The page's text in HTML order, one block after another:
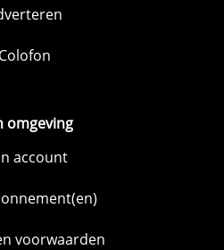
Colofon
omgeving
account
voorwaarden